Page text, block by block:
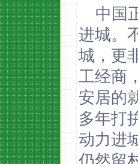
中国
进城。
城，更
工经商
安居的
多年打
动力进
仍然留